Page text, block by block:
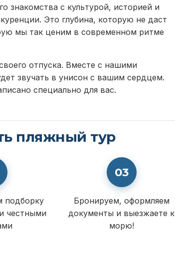
знакомства с культурой, историей и
Это глубина, которую не даст
мы так ценим в современном ритме
отпуска. Вместе с нашими
звучать в унисон с вашим сердцем.
специально для вас.
пляжный тур
подборку
честными
03
Бронируем, оформляем
документы и выезжаете к
морю!